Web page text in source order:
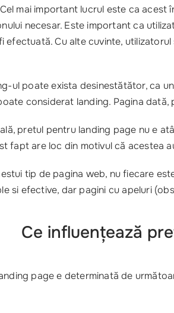
mai important lucrul este ca
necesar. Este important ca
efectuată. Cu alte cuvinte,
ul poate exista desinestătător, ca
considerat landing. Pagina dată,
pretul pentru landing page nu e
fapt are loc din motivul că acestea
tip de pagina web, nu fiecare
si efective, dar pagini cu apeluri
Ce influențează
page e determinată de